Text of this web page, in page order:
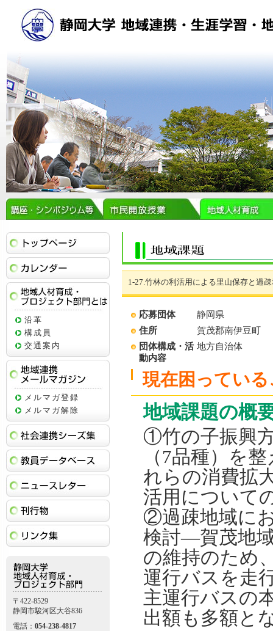
1-27.竹林の利活用による里山保存と過
応募団体
静岡県
住所
賀茂郡南伊豆町
団体構成・活
動内容
地方自治体
現在困ってい
地域課題の概
①竹の子振興
（7品種）を
れらの消費拡
活用について
②過疎地域に
検討―賀茂地
の維持のため
運行バスを走
主運行バスの
出額も多額と
イベントカレンダー
地域人材育成・プロジェクト部門とは
沿革
構成員
交通案内
地域連携メールマガジン
メルマガ登録
メルマガ解除
社会連携シーズ集
教員データベース
ニュースレター
〒422-8529
静岡市駿河区大谷836
電話： 054-238-4817